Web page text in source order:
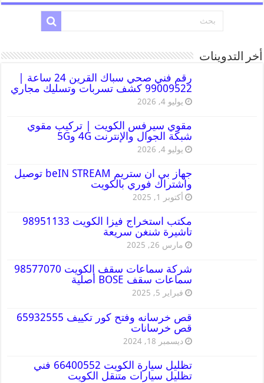
أخر التدوينات
رقم فني صحي سباك القرين 24 ساعة |
99009522 كشف تسربات وتسليك مجاري
يوليو 4, 2026
مقوي سيرفس الكويت | تركيب مقوي
شبكة الجوال والإنترنت 4G و5G
يوليو 4, 2026
جهاز بي ان ستريم beIN STREAM توصيل
واشتراك فوري بالكويت
أكتوبر 1, 2025
مكتب استخراج فيزا الكويت 98951133
تاشيرة شنغن سريعة
مارس 26, 2025
شركة سماعات سقف الكويت 98577070
سماعات سقف BOSE أصلية
فبراير 5, 2025
قص خرسانه وفتح كور تكييف 65932555
قص خرسانات
ديسمبر 18, 2024
تظليل سيارة الكويت 66400552 فني
تظليل سيارات متنقل الكويت